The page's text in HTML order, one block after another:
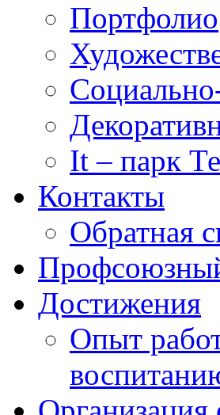
Портфолио
It – парк
Контакты
Обратная
Достижения
Опыт